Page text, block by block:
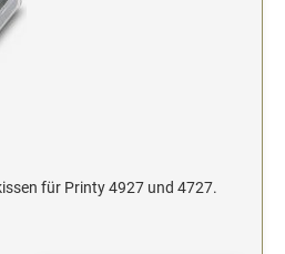
für Printy 4927 und 4727.